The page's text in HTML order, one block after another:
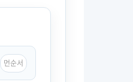
먼순서